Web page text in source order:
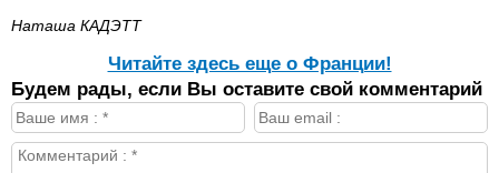
Наташа КАДЭТТ
Читайте здесь еще о Франции!
Будем рады, если Вы оставите свой комментарий